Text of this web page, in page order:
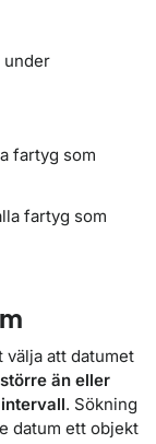
under
fartyg som
fartyg som
välja att datumet
än eller
. Sökning
datum ett objekt